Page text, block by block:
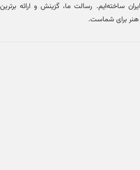
ساخته‌ایم. رسالت ما، گزینش و ارائه برترین
هنر برای شماست.